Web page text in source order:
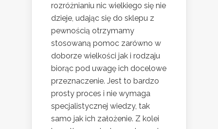
rozróżnianiu nic wielkiego się nie
dzieje, udając się do sklepu z
pewnością otrzymamy
stosowaną pomoc zarówno w
doborze wielkości jak i rodzaju
biorąc pod uwagę ich docelowe
przeznaczenie. Jest to bardzo
prosty proces i nie wymaga
specjalistycznej wiedzy, tak
samo jak ich założenie. Z kolei